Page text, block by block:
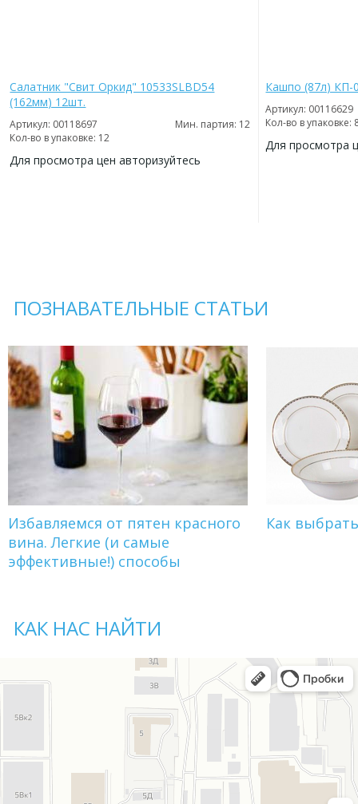
Салатник "Свит Оркид" 10533SLBD54
(162мм) 12шт.
Артикул: 00118697
Мин. партия: 12
Кол-во в упаковке: 12
Для просмотра цен авторизуйтесь
Кашпо (87л) КП-
Артикул: 00116629
Кол-во в упаковке:
Для просмотра
ПОЗНАВАТЕЛЬНЫЕ СТАТЬИ
Избавляемся от пятен красного
вина. Легкие (и самые
эффективные!) способы
Как
КАК НАС НАЙТИ